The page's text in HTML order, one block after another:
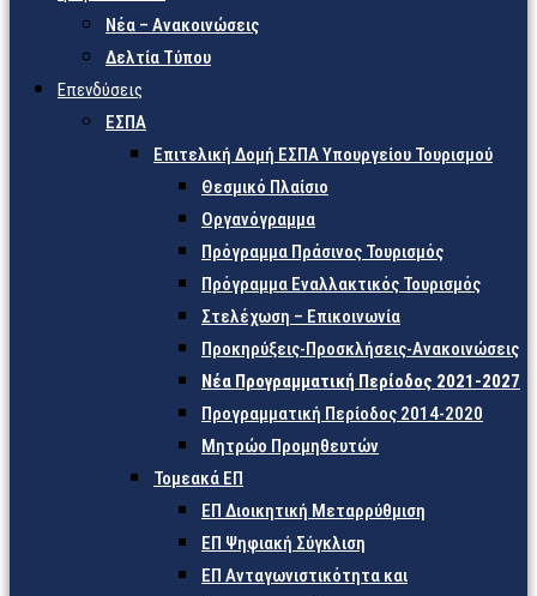
Νέα – Ανακοινώσεις
Δελτία Τύπου
Επενδύσεις
ΕΣΠΑ
Επιτελική Δομή ΕΣΠΑ Υπουργείου Τουρισμού
Θεσμικό Πλαίσιο
Οργανόγραμμα
Πρόγραμμα Πράσινος Τουρισμός
Πρόγραμμα Εναλλακτικός Τουρισμός
Στελέχωση – Επικοινωνία
Προκηρύξεις-Προσκλήσεις-Ανακοινώσεις
Νέα Προγραμματική Περίοδος 2021-2027
Προγραμματική Περίοδος 2014-2020
Μητρώο Προμηθευτών
Τομεακά ΕΠ
ΕΠ Διοικητική Μεταρρύθμιση
ΕΠ Ψηφιακή Σύγκλιση
ΕΠ Ανταγωνιστικότητα και